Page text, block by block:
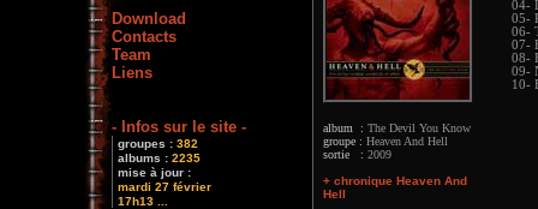
Download
Contacts
Team
Liens
- Infos sur le site -
groupes : 382
albums : 2235
mise à jour :
mardi 27 février
17h13 ...
album : The Devil You Know
groupe : Heaven And Hell
sortie : 2009
+ chronique Heaven And
Hell
04-
05-
06-
07-
08-
09-
10-